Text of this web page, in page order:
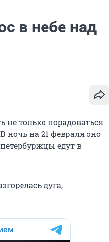
в небе над
только порадоваться
ночь на 21 февраля оно
едут в
дуга,